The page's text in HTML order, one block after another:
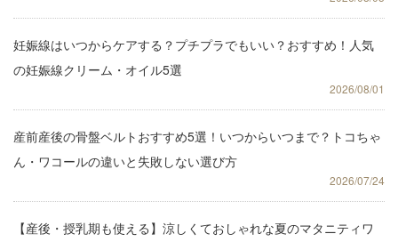
妊娠線はいつからケアする？プチプラでもいい？おすすめ！人気
の妊娠線クリーム・オイル5選
2026/08/01
産前産後の骨盤ベルトおすすめ5選！いつからいつまで？トコちゃ
ん・ワコールの違いと失敗しない選び方
2026/07/24
【産後・授乳期も使える】涼しくておしゃれな夏のマタニティワ